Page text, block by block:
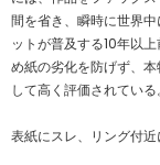
間を省き、瞬時に世界
ットが普及する10年以
め紙の劣化を防げず、
して高く評価されてい
表紙にスレ、リング付近